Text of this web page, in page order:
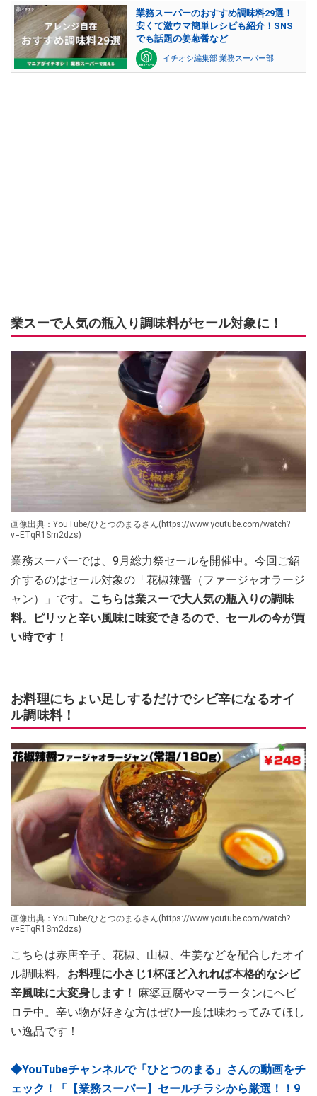
業務スーパーのおすすめ調味料29選！
安くて激ウマ簡単レシピも紹介！SNS
でも話題の姜葱醤など
イチオシ編集部 業務スーパー部
業スーで人気の瓶入り調味料がセール対象に！
画像出典：YouTube/ひとつのまるさん(https://www.youtube.com/watch?
v=ETqR1Sm2dzs)
業務スーパーでは、9月総力祭セールを開催中。今回ご紹
介するのはセール対象の「花椒辣醤（ファージャオラージ
ャン）」です。
こちらは業スーで大人気の瓶入りの調味
料。ピリッと辛い風味に味変できるので、セールの今が買
い時です！
お料理にちょい足しするだけでシビ辛になるオイ
ル調味料！
画像出典：YouTube/ひとつのまるさん(https://www.youtube.com/watch?
v=ETqR1Sm2dzs)
こちらは赤唐辛子、花椒、山椒、生姜などを配合したオイ
ル調味料。 お料理に小さじ1杯ほど入れれば本格的なシビ
辛風味に大変身します！ 麻婆豆腐やマーラータンにヘビ
ロテ中。辛い物が好きな方はぜひ一度は味わってみてほし
い逸品です！
◆YouTubeチャンネルで「ひとつのまる」さんの動画をチ
ェック！「【業務スーパー】セールチラシから厳選！！9